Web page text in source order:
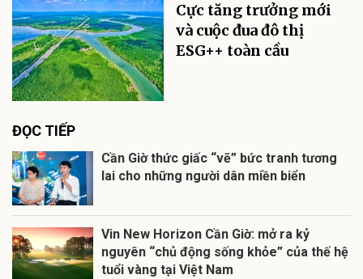
Cực tăng trưởng mới
và cuộc đua đô thị
ESG++ toàn cầu
ĐỌC TIẾP
Cần Giờ thức giấc “vẽ” bức tranh tương
lai cho những người dân miền biển
Vin New Horizon Cần Giờ: mở ra kỷ
nguyên “chủ động sống khỏe” của thế hệ
tuổi vàng tại Việt Nam